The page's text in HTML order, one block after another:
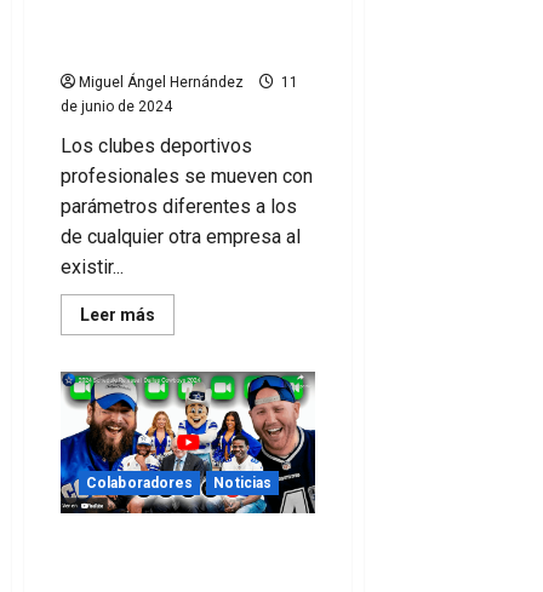
Miguel Ángel Hernández
11
de junio de 2024
Los clubes deportivos
profesionales se mueven con
parámetros diferentes a los
de cualquier otra empresa al
existir...
Leer más
más
Reflexiones
sobre
la
construcción
de
marca
en
clubes
deportivos
Colaboradores Noticias